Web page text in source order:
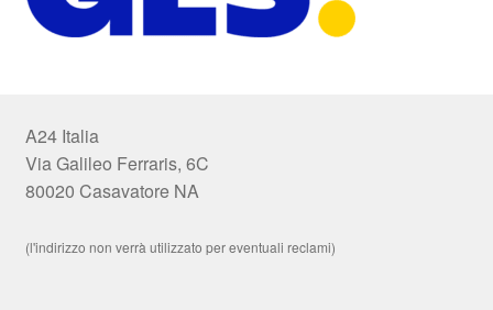
A24 Italia
Via Galileo Ferraris, 6C
80020 Casavatore NA
(l'indirizzo non verrà utilizzato per eventuali reclami)